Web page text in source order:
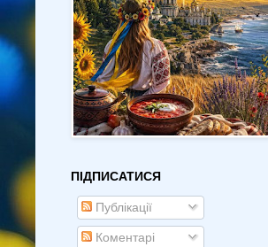
ПІДПИСАТИСЯ
Публікації
Коментарі